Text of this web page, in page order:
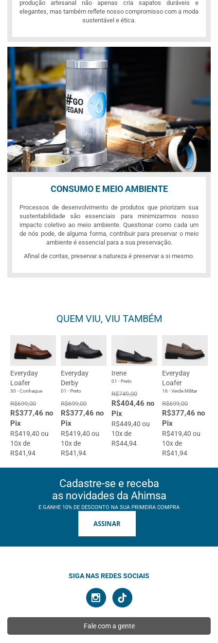
produção artesanal não apenas cria sapatos duráveis e
elegantes, mas também reflete nosso compromisso com a moda
sustentável e ética.
CONSUMO E MEIO AMBIENTE
Processos de desenvolvimento de produtos que priorizam sua
sustentabilidade são essenciais para minimizarmos nosso
impacto coletivo ao meio ambiente. Questionar como cada um
de nós pode, de alguma forma, contribuir para preservar o meio
ambiente é essencial para a sua preservação.
Afinal de contas, preservar a natureza é preservar a si mesmo.
QUEM VIU, VIU TAMBÉM
Everyday
Loafer
30 - Conhaque
R$699,00
R$377,46 no
Pix
R$419,40 ou
10x de
R$41,94
Everyday
Derby
01 - Preto
R$699,00
R$377,46 no
Pix
R$419,40 ou
10x de
R$41,94
Irene
01 - Preto
R$749,00
R$404,46 no
Pix
R$449,40 ou
10x de
R$44,94
Everyday
Loafer
16 - Verde Militar
R$699,00
R$377,46 no
Pix
R$419,40 ou
10x de
R$41,94
Cadastre-se e receba
as novidades da Ahimsa
E GANHE 10% DE DESCONTO NA SUA PRIMEIRA COMPRA
ASSINAR
SIGA NAS REDES SOCIAIS
Fale com a gente